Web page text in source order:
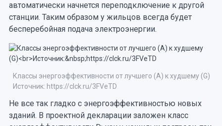
автоматически начнется переподключение к другой
станции. Таким образом у жильцов всегда будет
бесперебойная подача электроэнергии.
Классы энергоэффективности от лучшего (А) к худшему (G)
Источник: https://clck.ru/3FVeTD
Не все так гладко с энергоэффективностью новых
зданий. В проектной декларации заложен класс